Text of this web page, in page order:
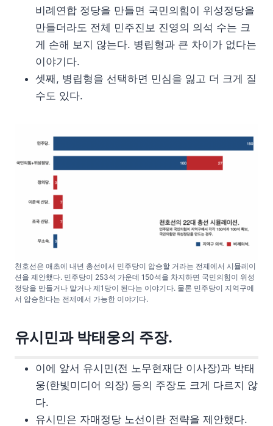
비례연합 정당을 만들면 국민의힘이 위성정당을
만들더라도 전체 민주진보 진영의 의석 수는 크
게 손해 보지 않는다. 병립형과 큰 차이가 없다는
이야기다.
셋째, 병립형을 선택하면 민심을 잃고 더 크게 질
수도 있다.
천호선은 애초에 내년 총선에서 민주당이 압승할 거라는 전제에서 시뮬레이
션을 제안했다. 민주당이 253석 가운데 150석을 차지하면 국민의힘이 위성
정당을 만들거나 말거나 제1당이 된다는 이야기다. 물론 민주당이 지역구에
서 압승한다는 전제에서 가능한 이야기다.
유시민과 박태웅의 주장.
이에 앞서 유시민(전 노무현재단 이사장)과 박태
웅(한빛미디어 의장) 등의 주장도 크게 다르지 않
다.
유시민은 자매정당 노선이란 전략을 제안했다.